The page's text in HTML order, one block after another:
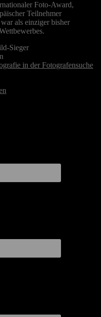
Foto-Award,
Teilnehmer
als einziger bisher
Sieger